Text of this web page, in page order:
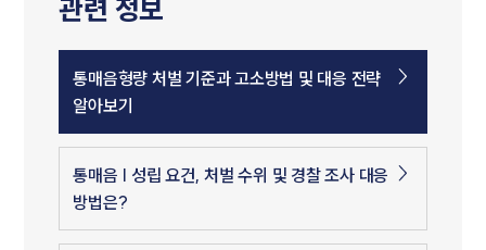
관련 정보
통매음형량 처벌 기준과 고소방법 및 대응 전략
알아보기
통매음 | 성립 요건, 처벌 수위 및 경찰 조사 대응
방법은?